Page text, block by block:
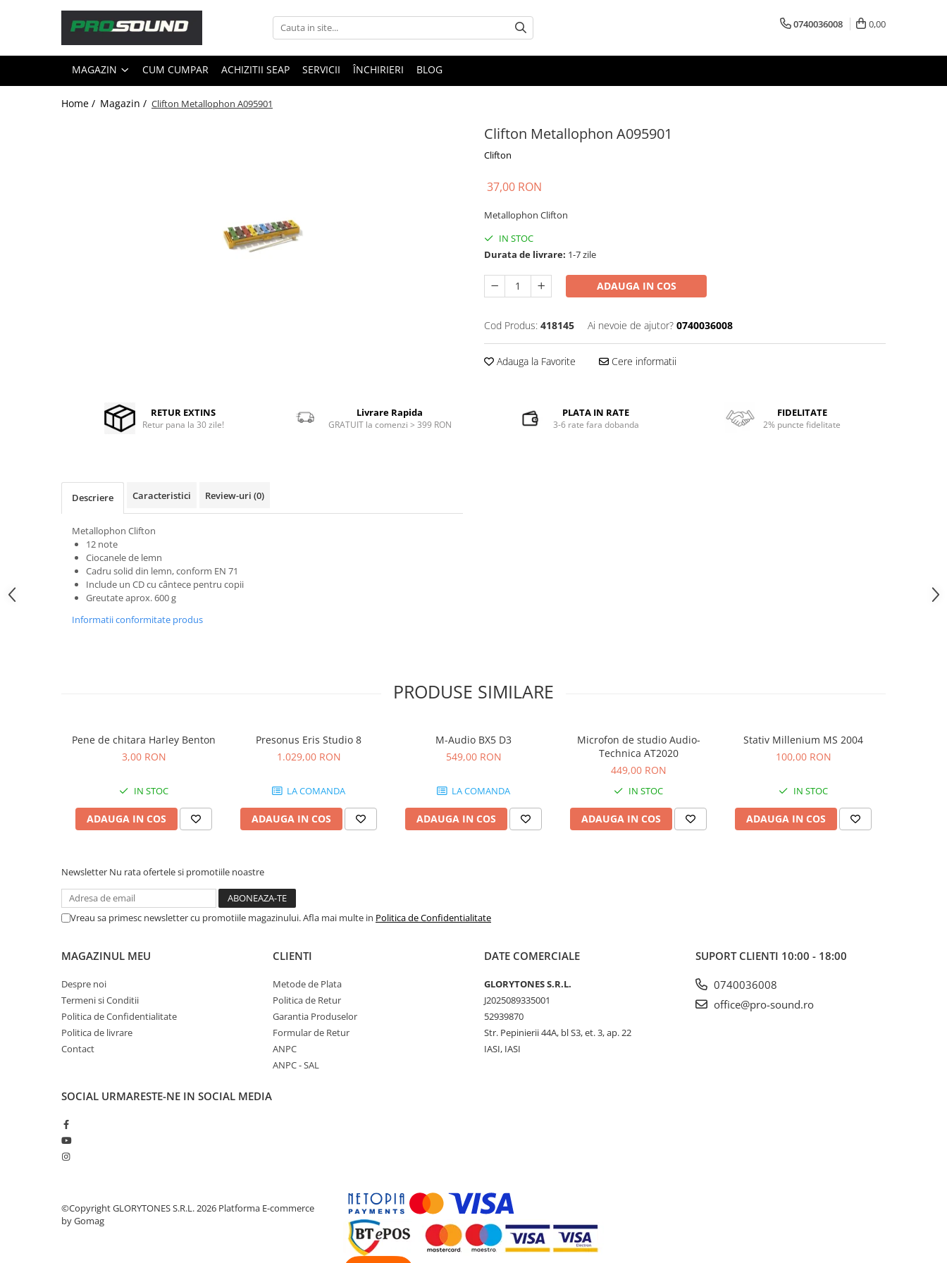
Magazin
Sonorizare / PA
Accesorii sonorizare, PA
Capsule de microfon
Case-uri de microfoane
Microfoane de masurare si
Microfoane de studio
Microfoane de Suprafata
Microfoane de voce si live
Microfoane lavaliera si headset
Microfoane podcast, USB, iOS /
Android
Microfoane pt Camere Video
Stative de microfon
Accesorii echipamente de studio
Controllere monitoare de studio
Convertoare AD/DA
Interfete audio
Microfoane de studio
Preamplificatoare
Protectii antifonice pentru urechi
Rack studio
Sintetizatoare
Subwoofere de studio
Tratament acustic
Cabluri de Alimentare
0740036008 0,00
MAGAZIN CUM CUMPAR ACHIZITII SEAP SERVICII ÎNCHIRIERI BLOG
Home / Magazin / Clifton Metallophon A095901
Clifton Metallophon A095901
Clifton
37,00 RON
Metallophon Clifton
IN STOC
Durata de livrare: 1-7 zile
ADAUGA IN COS
Cod Produs: 418145 Ai nevoie de ajutor? 0740036008
Adauga la Favorite Cere informatii
RETUR EXTINS
Retur pana la 30 zile!
Livrare Rapida
GRATUIT la comenzi > 399 RON
PLATA IN RATE
3-6 rate fara dobanda
FIDELITATE
2% puncte fidelitate
Descriere Caracteristici Review-uri (0)
Metallophon Clifton
12 note
Ciocanele de lemn
Cadru solid din lemn, conform EN 71
Include un CD cu cântece pentru copii
Greutate aprox. 600 g
Informatii conformitate produs
PRODUSE SIMILARE
Pene de chitara Harley Benton
3,00 RON
IN STOC
ADAUGA IN COS
Presonus Eris Studio 8
1.029,00 RON
LA COMANDA
ADAUGA IN COS
M-Audio BX5 D3
549,00 RON
LA COMANDA
ADAUGA IN COS
Microfon de studio Audio-
Technica AT2020
449,00 RON
IN STOC
ADAUGA IN COS
Stativ Millenium MS 2004
100,00 RON
IN STOC
ADAUGA IN COS
Newsletter Nu rata ofertele si promotiile noastre
Vreau sa primesc newsletter cu promotiile magazinului. Afla mai multe in Politica de Confidentialitate
MAGAZINUL MEU
Despre noi
Termeni si Conditii
Politica de Confidentialitate
Politica de livrare
Contact
CLIENTI
Metode de Plata
Politica de Retur
Garantia Produselor
Formular de Retur
ANPC
ANPC - SAL
DATE COMERCIALE
GLORYTONES S.R.L.
J2025089335001
52939870
Str. Pepinierii 44A, bl S3, et. 3, ap. 22
IASI, IASI
SUPORT CLIENTI 10:00 - 18:00
0740036008
office@pro-sound.ro
SOCIAL URMARESTE-NE IN SOCIAL MEDIA
©Copyright GLORYTONES S.R.L. 2026 Platforma E-commerce
by Gomag